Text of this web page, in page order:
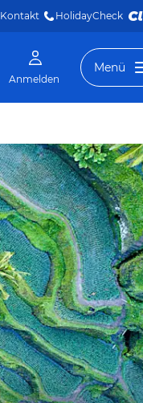
Kontakt HolidayCheck
Anmelden
Menü